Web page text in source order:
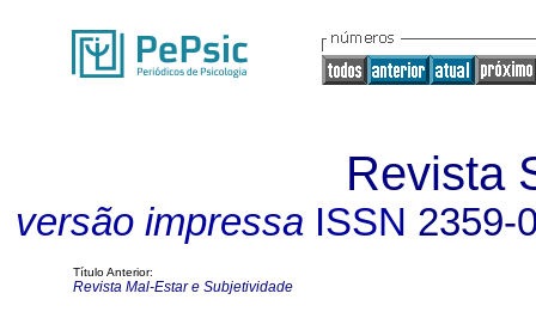
Revista
versão impressa ISSN 2359-
Título Anterior:
Revista Mal-Estar e Subjetividade